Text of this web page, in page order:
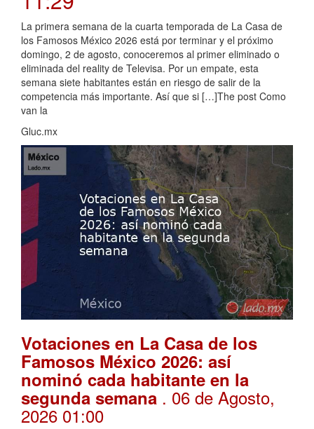
La primera semana de la cuarta temporada de La Casa de
los Famosos México 2026 está por terminar y el próximo
domingo, 2 de agosto, conoceremos al primer eliminado o
eliminada del reality de Televisa. Por un empate, esta
semana siete habitantes están en riesgo de salir de la
competencia más importante. Así que si […]The post Como
van la
Gluc.mx
Votaciones en La Casa de los
Famosos México 2026: así
nominó cada habitante en la
segunda semana . 06 de Agosto,
2026 01:00